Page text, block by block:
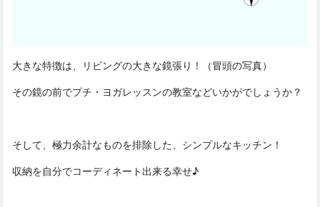
大きな特徴は、リビングの大きな鏡張り！（冒頭の写真）
その鏡の前でプチ・ヨガレッスンの教室などいかがでしょうか？
そして、極力余計なものを排除した、シンプルなキッチン！
収納を自分でコーディネート出来る幸せ♪